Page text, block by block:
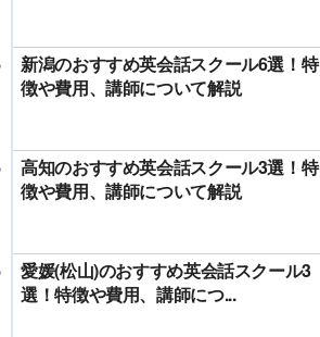
新潟のおすすめ英会話スクール6選！特
徴や費用、講師について解説
高知のおすすめ英会話スクール3選！特
徴や費用、講師について解説
愛媛(松山)のおすすめ英会話スクール3
選！特徴や費用、講師につ...